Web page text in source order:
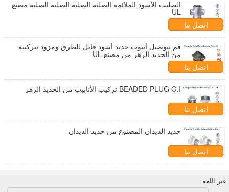
الصليب الأسود الملائمة الصلبة الصلبة الصلبة الصلبة مصنع
UL
اتصل بنا
قم بتوصيل أنبوب حديد أسود قابل للطرق ومزود بتركيبة
من الحديد الزهر من مصنع UL
اتصل بنا
BEADED PLUG G.I تركيب الأنابيب من الحديد الزهر
اتصل بنا
حديد الديدان المصنوع من حديد الديدان
اتصل بنا
غير اللغة